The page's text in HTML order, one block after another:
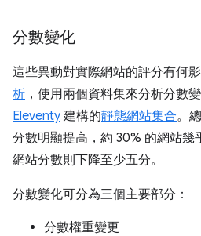
分數變化
這些異動對實際網站的評分有何
析 ，使用兩個資料集來分析分數變
Eleventy 建構的靜態網站集合。
分數明顯提高，約 30% 的網站幾
網站分數則下降至少五分。
分數變化可分為三個主要部分：
分數權重變更